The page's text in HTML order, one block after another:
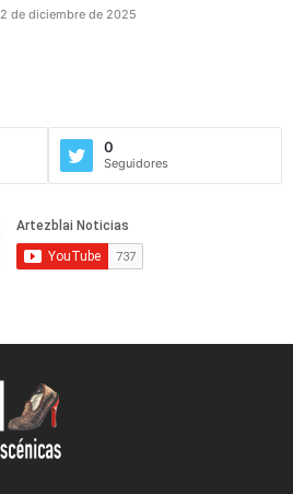
2 de diciembre de 2025
0
Seguidores